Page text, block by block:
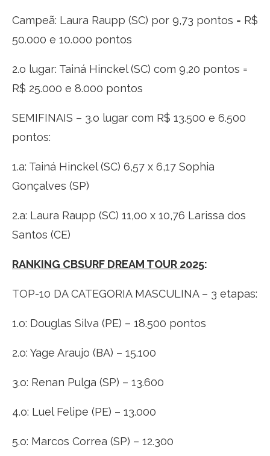
Campeã: Laura Raupp (SC) por 9,73 pontos = R$
50.000 e 10.000 pontos
2.o lugar: Tainá Hinckel (SC) com 9,20 pontos =
R$ 25.000 e 8.000 pontos
SEMIFINAIS – 3.o lugar com R$ 13.500 e 6.500
pontos:
1.a: Tainá Hinckel (SC) 6,57 x 6,17 Sophia
Gonçalves (SP)
2.a: Laura Raupp (SC) 11,00 x 10,76 Larissa dos
Santos (CE)
RANKING CBSURF DREAM TOUR 2025:
TOP-10 DA CATEGORIA MASCULINA – 3 etapas:
1.o: Douglas Silva (PE) – 18.500 pontos
2.o: Yage Araujo (BA) – 15.100
3.o: Renan Pulga (SP) – 13.600
4.o: Luel Felipe (PE) – 13.000
5.o: Marcos Correa (SP) – 12.300